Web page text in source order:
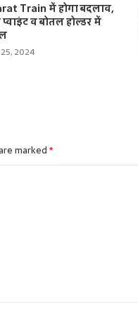
Train में होगा बदलाव,
प्वाइंट व बोतल होल्डर में
2024
marked*